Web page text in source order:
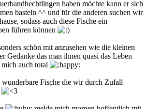
haben möchte kann er sich
basteln ^^ und für die anderen suchen wir
sodass auch diese Fische ein
führen können
schön mit anzusehen wie die kleinen
Gedanke das man ihnen quasi das Leben
auch total
wunderbare Fische die wir durch Zufall